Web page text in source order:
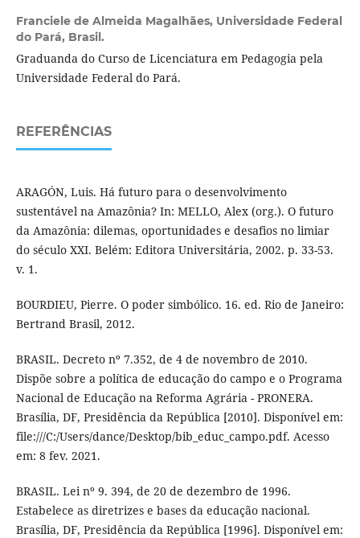
Franciele de Almeida Magalhães, Universidade Federal
do Pará, Brasil.
Graduanda do Curso de Licenciatura em Pedagogia pela
Universidade Federal do Pará.
REFERÊNCIAS
ARAGÓN, Luis. Há futuro para o desenvolvimento
sustentável na Amazônia? In: MELLO, Alex (org.). O futuro
da Amazônia: dilemas, oportunidades e desafios no limiar
do século XXI. Belém: Editora Universitária, 2002. p. 33-53.
v. 1.
BOURDIEU, Pierre. O poder simbólico. 16. ed. Rio de Janeiro:
Bertrand Brasil, 2012.
BRASIL. Decreto nº 7.352, de 4 de novembro de 2010.
Dispõe sobre a política de educação do campo e o Programa
Nacional de Educação na Reforma Agrária - PRONERA.
Brasília, DF, Presidência da República [2010]. Disponível em:
file:///C:/Users/dance/Desktop/bib_educ_campo.pdf. Acesso
em: 8 fev. 2021.
BRASIL. Lei nº 9. 394, de 20 de dezembro de 1996.
Estabelece as diretrizes e bases da educação nacional.
Brasília, DF, Presidência da República [1996]. Disponível em: